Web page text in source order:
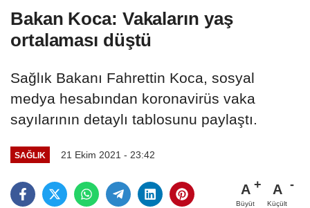
Bakan Koca: Vakaların yaş
ortalaması düştü
Sağlık Bakanı Fahrettin Koca, sosyal
medya hesabından koronavirüs vaka
sayılarının detaylı tablosunu paylaştı.
SAĞLIK 21 Ekim 2021 - 23:42
A
Büyüt
A
Küçült